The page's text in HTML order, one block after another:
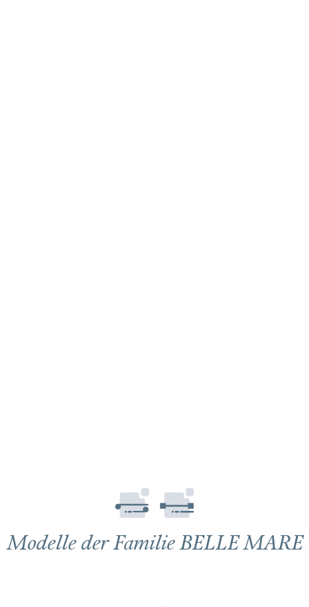
Modelle der Familie BELLE MARE